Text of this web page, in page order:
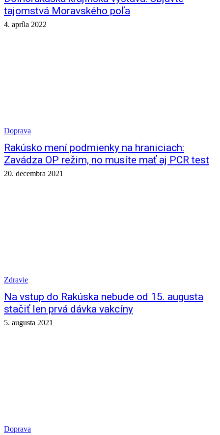
tajomstvá Moravského poľa
4. apríla 2022
Doprava
Rakúsko mení podmienky na hraniciach:
Zavádza OP režim, no musíte mať aj PCR test
20. decembra 2021
Zdravie
Na vstup do Rakúska nebude od 15. augusta
stačiť len prvá dávka vakcíny
5. augusta 2021
Doprava